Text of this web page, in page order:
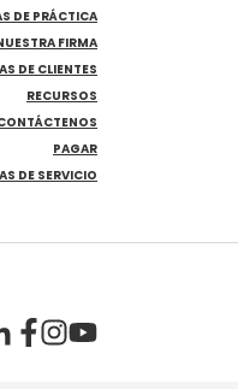
DE PRÁCTICA
FIRMA
DE CLIENTES
RECURSOS
PAGAR
DE SERVICIO